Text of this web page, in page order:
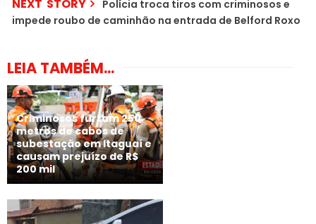
NEXT STORY
Polícia troca tiros com criminosos e
impede roubo de caminhão na entrada de Belford Roxo
LEIA TAMBÉM...
Criminosos furtam 250
metros de cabos de
subestação em Itaguaí e
causam prejuízo de R$
200 mil